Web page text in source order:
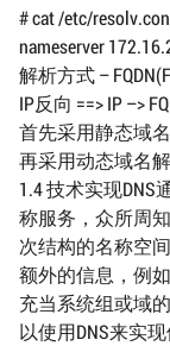
# cat /etc/
nameserver
解析方式 –
IP反向 ==> IP –>
首先采用静态域
再采用动态域名
1.4 技术实现
称服务，众所周
次结构的名称空
额外的信息，例
充当系统组或域
以使用DNS来实